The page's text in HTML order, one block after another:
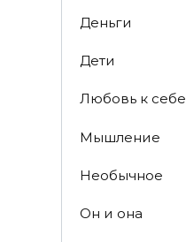
Деньги
Дети
Любовь к себе
Мышление
Необычное
Он и она